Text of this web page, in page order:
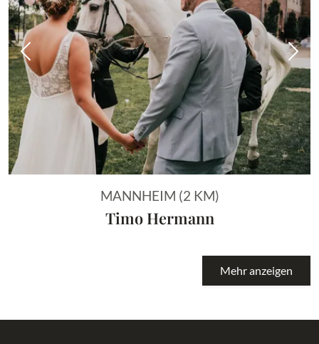
Vorheriges Bild
MANNHEIM (2 KM)
Timo Hermann
Mehr anzeigen